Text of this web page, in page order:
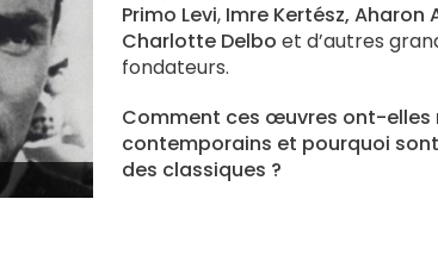
Primo Levi, Imre Kertész, Aharon
Charlotte Delbo et d’autres
fondateurs.
Comment ces œuvres ont-elles
contemporains et pourquoi
des classiques ?